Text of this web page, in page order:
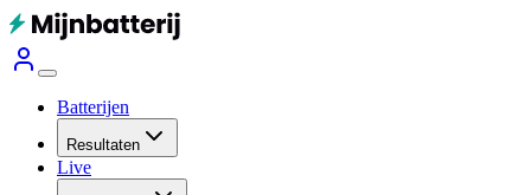
Batterijen
Resultaten
Live